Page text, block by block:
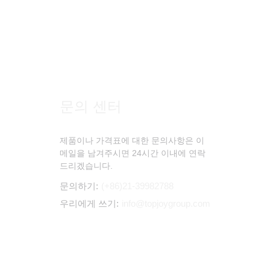
제품이나 가격표에 대한 문의사항은 이
메일을 남겨주시면 24시간 이내에 연락
드리겠습니다.
문의하기:
우리에게 쓰기: